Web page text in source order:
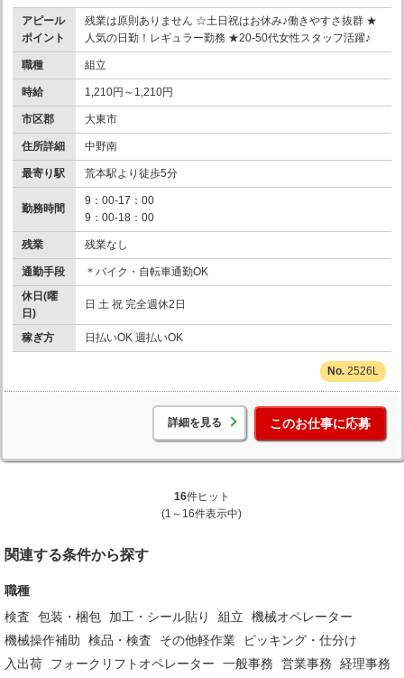
アピール
ポイント
残業は原則ありません ☆土日祝はお休み♪働きやすさ抜群 ★
人気の日勤！レギュラー勤務 ★20-50代女性スタッフ活躍♪
職種 組立
時給 1,210円～1,210円
市区郡 大東市
住所詳細 中野南
最寄り駅 荒本駅より徒歩5分
勤務時間
9：00-17：00
9：00-18：00
残業 残業なし
通勤手段
＊バイク・自転車通勤OK
休日(曜
日)
日 土 祝 完全週休2日
稼ぎ方 日払いOK 週払いOK
2526L
詳細を見る このお仕事に応募
16件ヒット
(1～16件表示中)
関連する条件から探す
職種
検査
包装・梱包 加工・シール貼り 組立
機械オペレーター
機械操作補助
検品・検査 その他軽作業
ピッキング・仕分け
入出荷
フォークリフトオペレーター 一般事務 営業事務
経理事務